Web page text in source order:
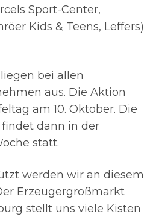
Sport-Center,
Kids & Teens, Leffers)
bei allen
aus. Die Aktion
am 10. Oktober. Die
dann in der
statt.
werden wir an diesem
Erzeugergroßmarkt
stellt uns viele Kisten